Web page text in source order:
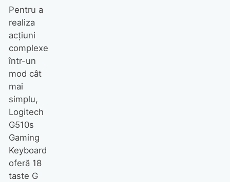
Pentru a
realiza
acţiuni
complexe
într-un
mod cât
mai
simplu,
Logitech
G510s
Gaming
Keyboard
oferă 18
taste G